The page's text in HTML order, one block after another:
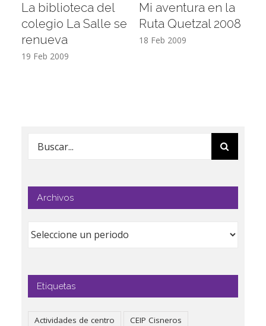
La biblioteca del
colegio La Salle se
renueva
19 Feb 2009
Mi aventura en la
Ruta Quetzal 2008
18 Feb 2009
Buscar:
Archivos
Etiquetas
Actividades de centro
CEIP Cisneros